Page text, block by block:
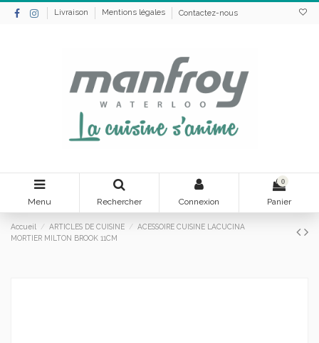
Livraison Mentions légales Contactez-nous
Menu Rechercher Connexion
0
Panier
Accueil ARTICLES DE CUISINE
ACESSOIRE CUISINE LACUCINA
MORTIER MILTON BROOK 11CM